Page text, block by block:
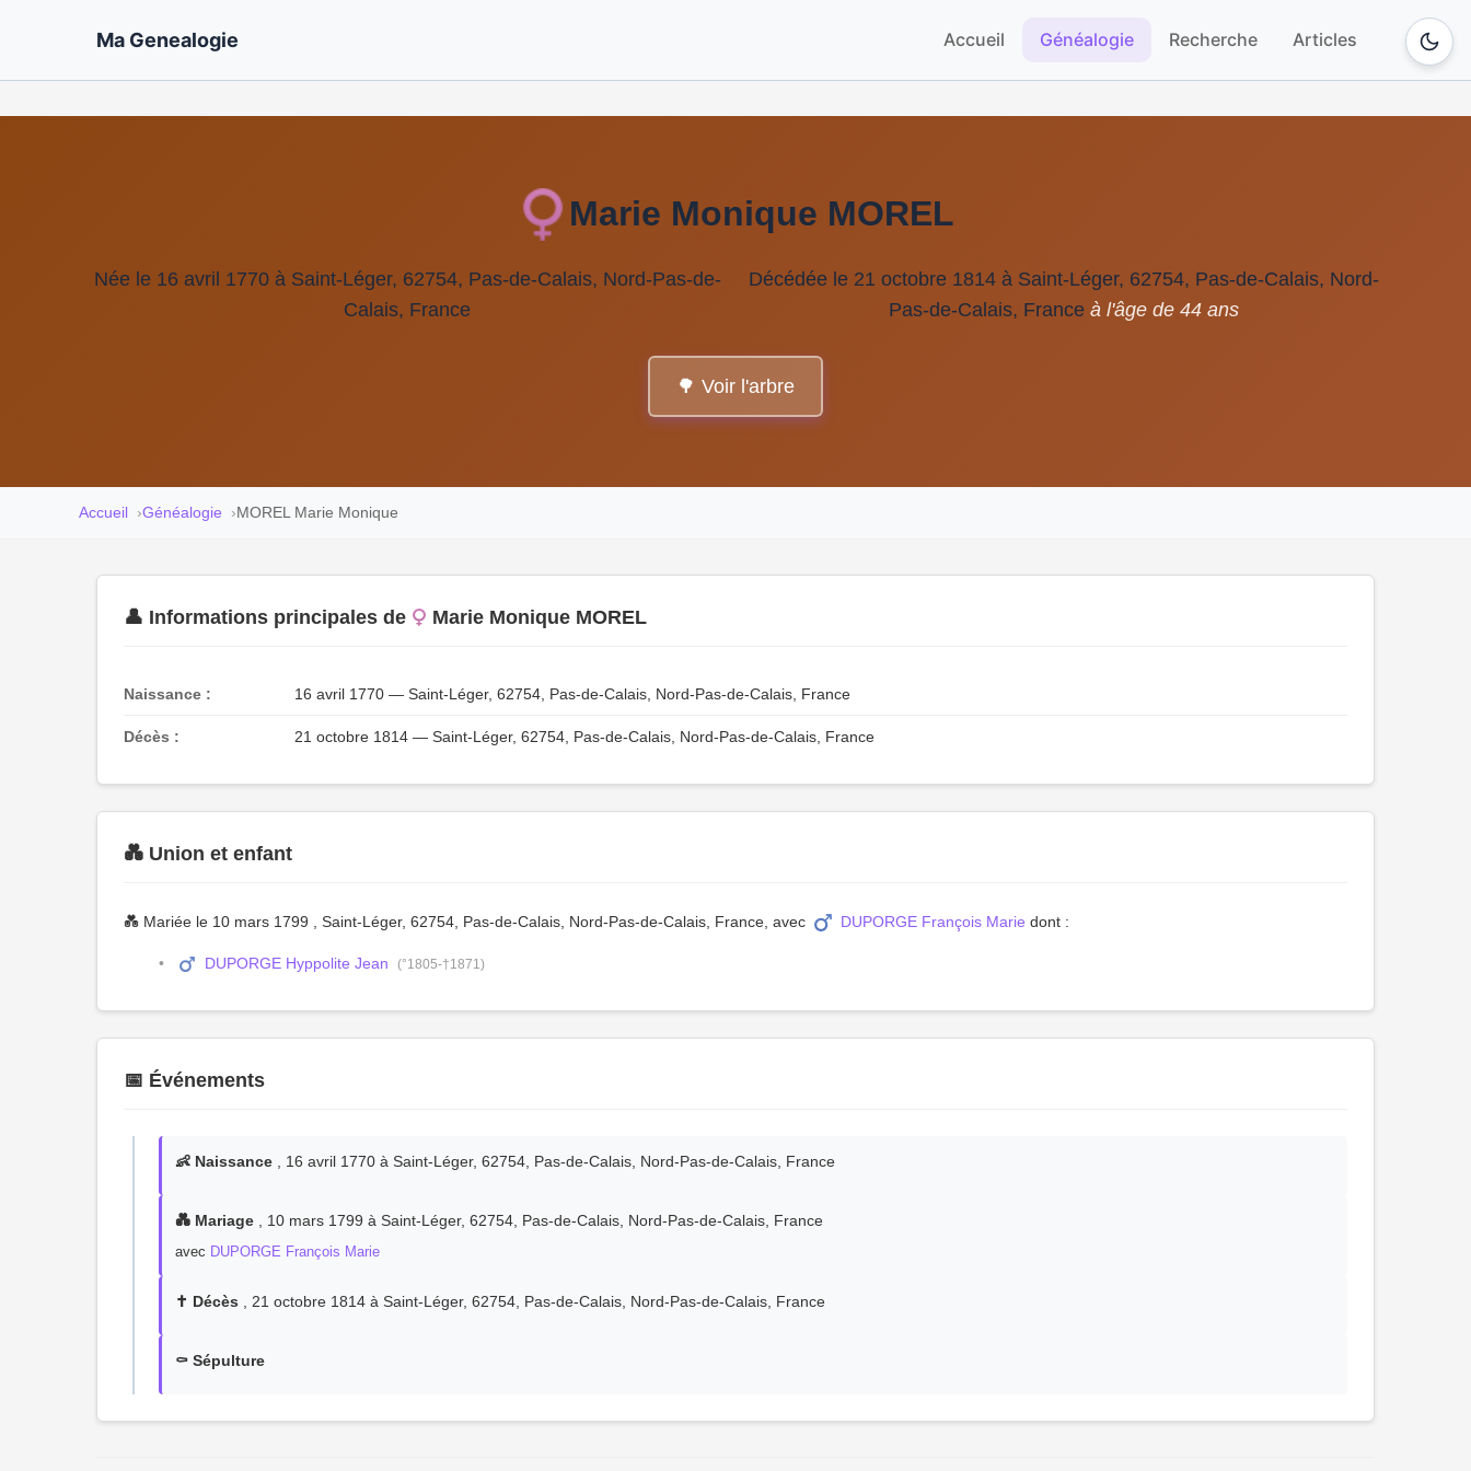
Ma Genealogie Accueil Généalogie Recherche Articles
Marie Monique MOREL
Née le 16 avril 1770 à Saint-Léger, 62754, Pas-de-Calais, Nord-Pas-de-
Calais, France
Décédée le 21 octobre 1814 à Saint-Léger, 62754, Pas-de-Calais, Nord-
Pas-de-Calais, France à l'âge de 44 ans
🌳 Voir l'arbre
Accueil Généalogie MOREL Marie Monique
👤 Informations principales de Marie Monique MOREL
Naissance : 16 avril 1770 — Saint-Léger, 62754, Pas-de-Calais, Nord-Pas-de-Calais, France
Décès : 21 octobre 1814 — Saint-Léger, 62754, Pas-de-Calais, Nord-Pas-de-Calais, France
💑 Union et enfant
💑 Mariée le 10 mars 1799 , Saint-Léger, 62754, Pas-de-Calais, Nord-Pas-de-Calais, France, avec DUPORGE François Marie dont :
DUPORGE Hyppolite Jean (°1805-†1871)
📅 Événements
👶 Naissance , 16 avril 1770 à Saint-Léger, 62754, Pas-de-Calais, Nord-Pas-de-Calais, France
💑 Mariage , 10 mars 1799 à Saint-Léger, 62754, Pas-de-Calais, Nord-Pas-de-Calais, France
avec DUPORGE François Marie
✝️ Décès , 21 octobre 1814 à Saint-Léger, 62754, Pas-de-Calais, Nord-Pas-de-Calais, France
⚰️ Sépulture